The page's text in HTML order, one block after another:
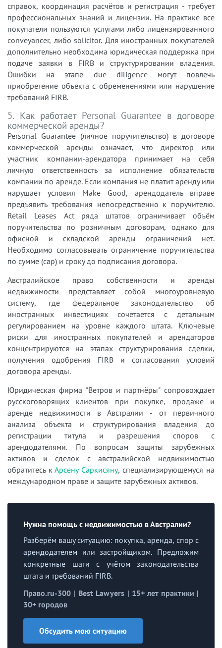
справок, координация расчётов и регистрация - требует
профессиональных знаний и лицензии. На практике все
покупатели пользуются услугами либо лицензированного
conveyancer, либо solicitor. Для иностранных покупателей
дополнительно необходима юридическая поддержка при
подаче заявки в FIRB и структурировании владения.
Ошибки на этапе due diligence могут повлечь
приобретение объекта с обременениями или нарушение
требований FIRB.
5. Как работает Personal Guarantee в договоре
коммерческой аренды?
Personal Guarantee (личное поручительство) в договоре
коммерческой аренды означает, что директор или
участник компании-арендатора принимает на себя
личную ответственность за исполнение обязательств
компании по аренде. Если компания не платит аренду или
нарушает условия Make Good, арендодатель вправе
предъявить требования непосредственно к поручителю.
Retail Leases Act ряда штатов ограничивает объём
поручительства по розничным договорам, однако для
офисной и складской аренды ограничений нет.
Необходимо согласовывать ограничение поручительства
по сумме (cap) и сроку до подписания договора.
Австралийское право собственности и аренды
недвижимости представляет собой многоуровневую
систему, где федеральное законодательство об
иностранных инвестициях сочетается с детальным
регулированием на уровне каждого штата. Ключевые
риски для иностранных покупателей и арендаторов
концентрируются на этапах структурирования сделки,
получения одобрения FIRB и согласования условий
договора аренды.
Юридическая фирма "Ветров и партнёры" сопровождает
русскоговорящих клиентов при покупке, продаже и
аренде недвижимости в Австралии - от первичного
анализа объекта и структурирования владения до
регистрации титула и разрешения споров с
арендодателями. По вопросам защиты зарубежных
активов и сделок с австралийской недвижимостью
обратитесь кАрсену Саркисяну, специализирующемуся на
международном праве и защите зарубежных активов.
Нужна помощь с недвижимостью в Австралии?
Разберём вашу ситуацию: покупка, аренда, спор с
арендодателем или застройщиком. Предложим
конкретные шаги с учётом законодательства
штата и требований FIRB.
Право.ru-300 | Best Lawyers | 15+ лет практики |
30+ городов
Обсудить мою ситуацию